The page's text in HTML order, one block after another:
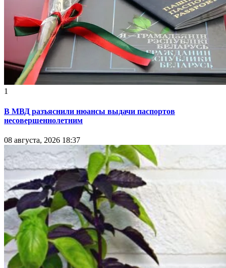
1
В МВД разъяснили нюансы выдачи паспортов
несовершеннолетним
08 августа, 2026 18:37